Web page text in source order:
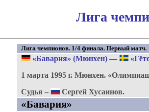
Лига
Лига чемпионов. 1/4 финала. Первый матч.
«Бавария» (Мюнхен)—
1 марта 1995 г. Мюнхен.
Судья –
Сергей Хусаинов.
«Бавария»